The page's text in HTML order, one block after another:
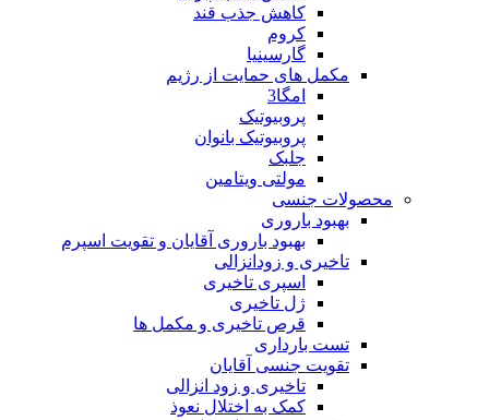
کاهش جذب قند
کروم
گارسینیا
مکمل های حمایت از رژیم
امگا3
پروبیوتیک
پروبیوتیک بانوان
جلبک
مولتی ویتامین
محصولات جنسی
بهبود باروری
بهبود باروری آقایان و تقویت اسپرم
تاخیری و زودانزالی
اسپری تاخیری
ژل تاخیری
قرص تاخیری و مکمل ها
تست بارداری
تقویت جنسی آقایان
تاخیری و زود انزالی
کمک به اختلال نعوذ